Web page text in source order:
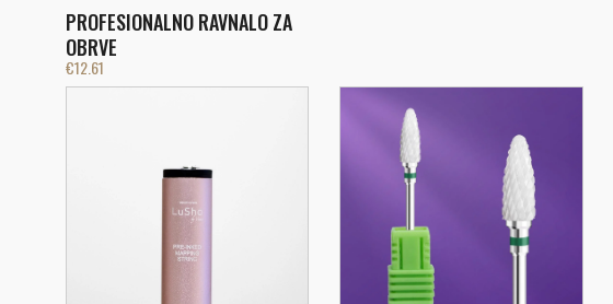
PROFESIONALNO RAVNALO ZA
OBRVE
€12.61